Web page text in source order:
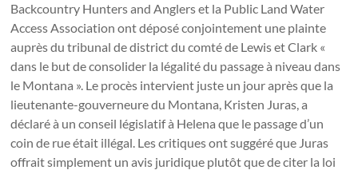
Backcountry Hunters and Anglers et la Public Land Water
Access Association ont déposé conjointement une plainte
auprès du tribunal de district du comté de Lewis et Clark «
dans le but de consolider la légalité du passage à niveau dans
le Montana ». Le procès intervient juste un jour après que la
lieutenante-gouverneure du Montana, Kristen Juras, a
déclaré à un conseil législatif à Helena que le passage d’un
coin de rue était illégal. Les critiques ont suggéré que Juras
offrait simplement un avis juridique plutôt que de citer la loi